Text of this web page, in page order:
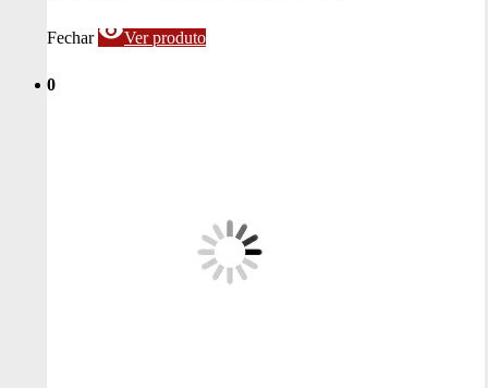
Fechar visibilityVer produto
0